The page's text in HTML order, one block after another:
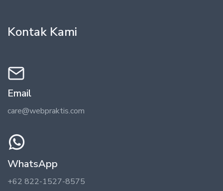
Kontak Kami
Email
care@webpraktis.com
WhatsApp
+62 822-1527-8575